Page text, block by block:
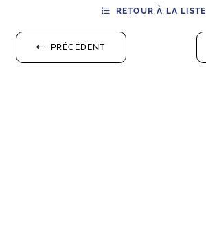
PRÉCÉDENT
RETOUR À LA LISTE